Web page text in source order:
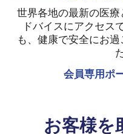
世界各地の最新の医
ドバイスにアクセス
も、健康で安全にお
会員専用ポ
お客様を